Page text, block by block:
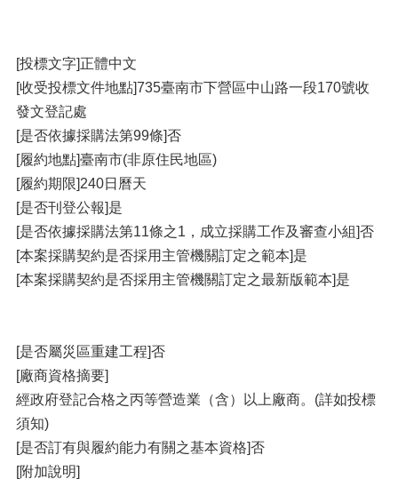
[投標文字]正體中文
[收受投標文件地點]735臺南市下營區中山路一段170號收
發文登記處
[是否依據採購法第99條]否
[履約地點]臺南市(非原住民地區)
[履約期限]240日曆天
[是否刊登公報]是
[是否依據採購法第11條之1，成立採購工作及審查小組]否
[本案採購契約是否採用主管機關訂定之範本]是
[本案採購契約是否採用主管機關訂定之最新版範本]是
[是否屬災區重建工程]否
[廠商資格摘要]
經政府登記合格之丙等營造業（含）以上廠商。(詳如投標
須知)
[是否訂有與履約能力有關之基本資格]否
[附加說明]